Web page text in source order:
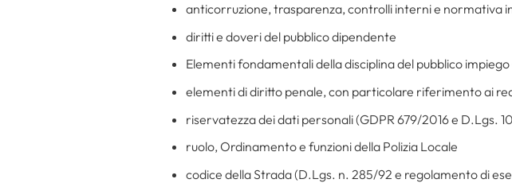
anticorruzione, trasparenza, controlli interni e normativa
diritti e doveri del pubblico dipendente
Elementi fondamentali della disciplina del pubblico
elementi di diritto penale, con particolare riferimento ai
riservatezza dei dati personali (GDPR 679/2016 e D.Lgs.
ruolo, Ordinamento e funzioni della Polizia Locale
codice della Strada (D.Lgs. n. 285/92 e regolamento di